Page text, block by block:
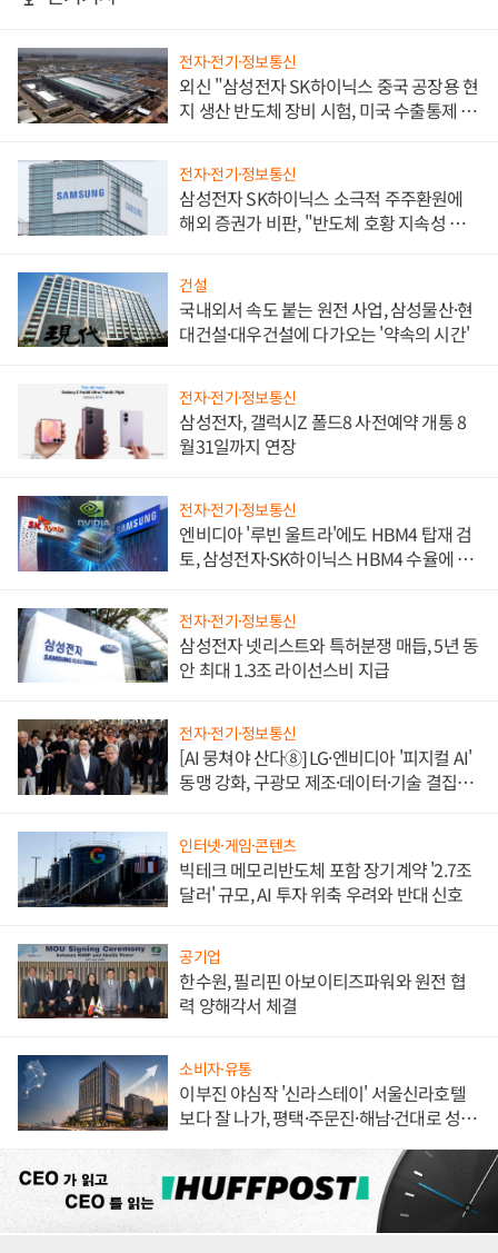
전자·전기·정보통신
외신 "삼성전자 SK하이닉스 중국 공장용 현
지 생산 반도체 장비 시험, 미국 수출통제 대
전자·전기·정보통신
삼성전자 SK하이닉스 소극적 주주환원에
해외 증권가 비판, "반도체 호황 지속성 의
건설
국내외서 속도 붙는 원전 사업, 삼성물산·현
대건설·대우건설에 다가오는 '약속의 시간'
전자·전기·정보통신
삼성전자, 갤럭시Z 폴드8 사전예약 개통 8
월31일까지 연장
전자·전기·정보통신
엔비디아 '루빈 울트라'에도 HBM4 탑재 검
토, 삼성전자·SK하이닉스 HBM4 수율에 주
전자·전기·정보통신
삼성전자 넷리스트와 특허분쟁 매듭, 5년 동
안 최대 1.3조 라이선스비 지급
전자·전기·정보통신
[AI 뭉쳐야 산다⑧] LG·엔비디아 '피지컬 AI'
동맹 강화, 구광모 제조·데이터·기술 결집
인터넷·게임·콘텐츠
빅테크 메모리반도체 포함 장기계약 '2.7조
달러' 규모, AI 투자 위축 우려와 반대 신호
공기업
한수원, 필리핀 아보이티즈파워와 원전 협
력 양해각서 체결
소비자·유통
이부진 야심작 '신라스테이' 서울신라호텔
보다 잘 나가, 평택·주문진·해남·건대로 성